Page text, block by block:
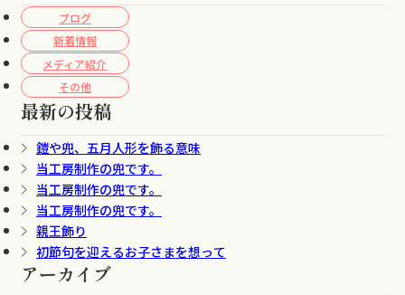
ブログ
新着情報
メディア紹介
その他
最新の投稿
鎧や兜、五月人形を飾る意味
当工房制作の兜です。
当工房制作の兜です。
当工房制作の兜です。
親王飾り
初節句を迎えるお子さまを想って
アーカイブ